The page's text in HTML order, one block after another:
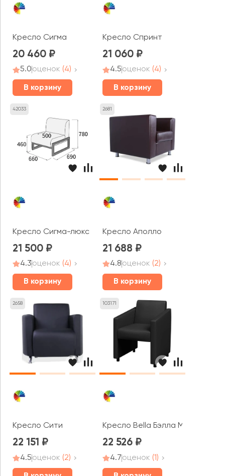
Кресло Сигма
20 460
5.0оценок (4)
В корзину
Кресло Спринт
21 060
4.5оценок (4)
В корзину
42033
Кресло Сигма-люкс
21 500
4.3оценок (4)
В корзину
2681
Кресло Аполло
21 688
4.8оценок (2)
В корзину
2658
Кресло Сити
22 151
4.5оценок (2)
103171
Кресло Bella Бэлла MVK
22 526
4.7оценок (1)